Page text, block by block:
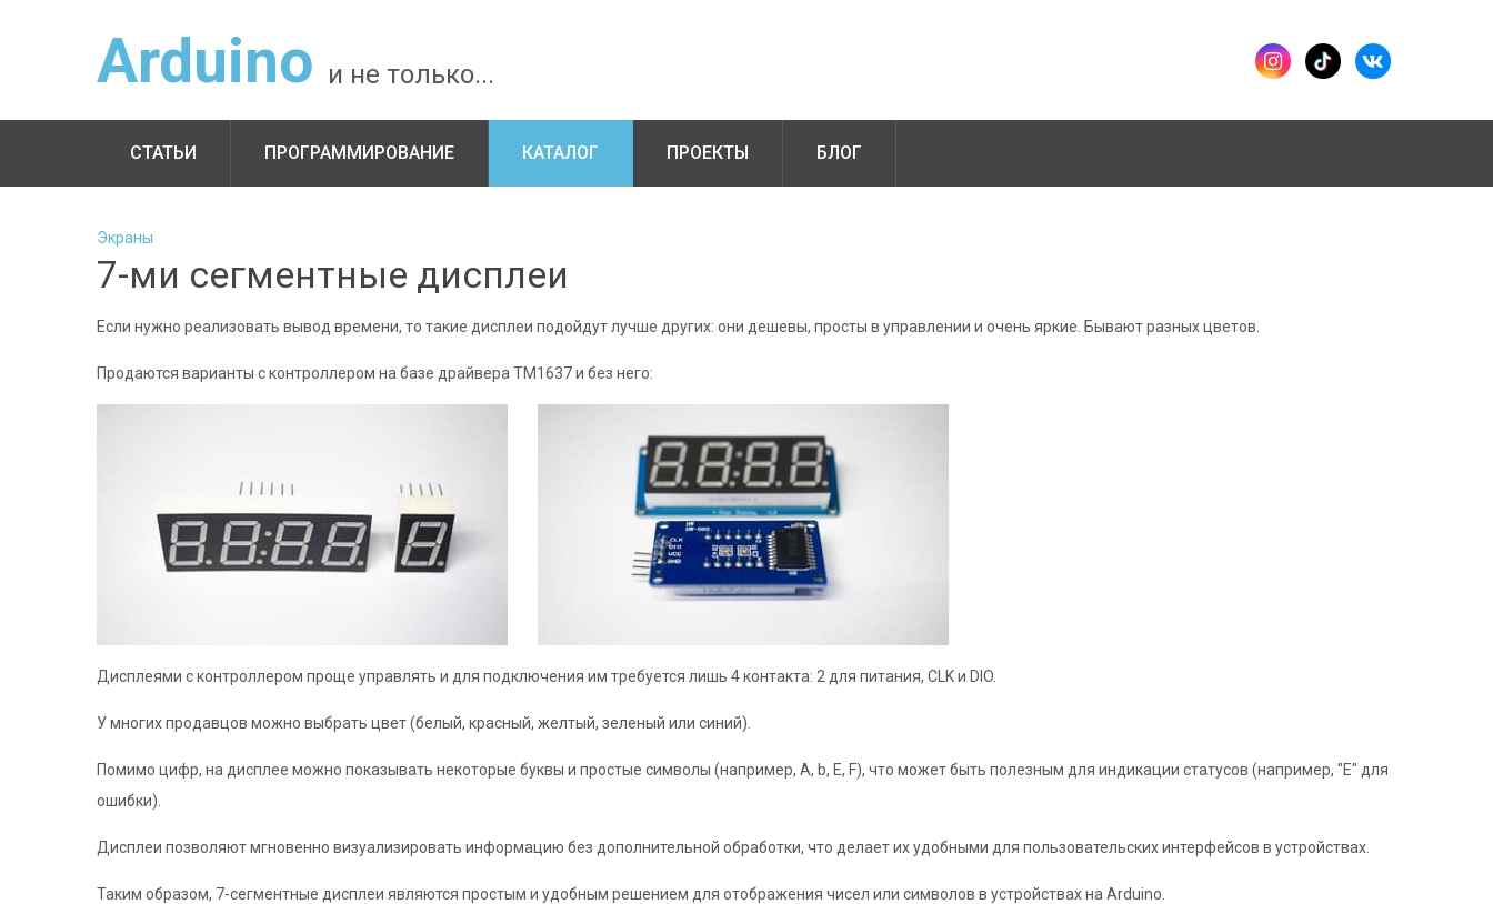
Arduino и не только...
СТАТЬИ ПРОГРАММИРОВАНИЕ КАТАЛОГ ПРОЕКТЫ БЛОГ
Экраны
7-ми сегментные дисплеи
Если нужно реализовать вывод времени, то такие дисплеи подойдут лучше других: они дешевы, просты в управлении и очень яркие. Бывают разных цветов.
Продаются варианты с контроллером на базе драйвера ТМ1637 и без него:
Дисплеями с контроллером проще управлять и для подключения им требуется лишь 4 контакта: 2 для питания, CLK и DIO.
У многих продавцов можно выбрать цвет (белый, красный, желтый, зеленый или синий).
Помимо цифр, на дисплее можно показывать некоторые буквы и простые символы (например, A, b, E, F), что может быть полезным для индикации статусов (например, "E" для
ошибки).
Дисплеи позволяют мгновенно визуализировать информацию без дополнительной обработки, что делает их удобными для пользовательских интерфейсов в устройствах.
Таким образом, 7-сегментные дисплеи являются простым и удобным решением для отображения чисел или символов в устройствах на Arduino.